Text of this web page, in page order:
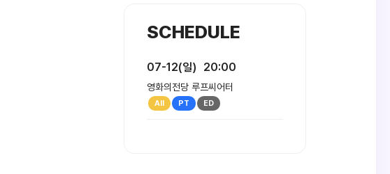
SCHEDULE
07-12(일) 20:00
영화의전당 루프씨어터